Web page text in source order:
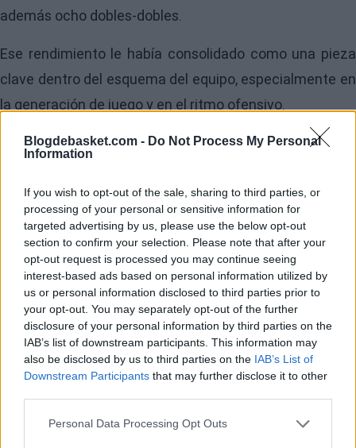
Blogdebasket.com - Do Not Process My Personal
Information
If you wish to opt-out of the sale, sharing to third parties, or
processing of your personal or sensitive information for
targeted advertising by us, please use the below opt-out
section to confirm your selection. Please note that after your
opt-out request is processed you may continue seeing
interest-based ads based on personal information utilized by
us or personal information disclosed to third parties prior to
your opt-out. You may separately opt-out of the further
disclosure of your personal information by third parties on the
IAB’s list of downstream participants. This information may
also be disclosed by us to third parties on the IAB’s List of
Downstream Participants that may further disclose it to other
Personal Data Processing Opt Outs
además ocho dobles-dobles.
Ese rendimiento le había consolidado como una pieza
clave dentro del esquema del equipo, especialmente en
la generación de juego y en el ritmo ofensivo.
Image
Un tramo final marcado por los problemas físicos
El base ya había tenido dificultades físicas en el cierre
de la temporada. Se perdió varios partidos por una
fascitis plantar en el pie derecho, y fue en su regreso
cuando sufrió la lesión en el isquiotibial durante el
último partido de la fase regular ante los Brooklyn Nets.
Ese contratiempo terminó agravándose durante su
recuperación, lo que ha derivado en su ausencia
confirmada para el resto de la serie.